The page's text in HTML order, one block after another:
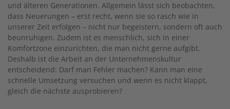
und älteren Generationen. Allgemein lässt sich beobachten,
dass Neuerungen – erst recht, wenn sie so rasch wie in
unserer Zeit erfolgen – nicht nur begeistern, sondern oft auch
beunruhigen. Zudem ist es menschlich, sich in einer
Komfortzone einzurichten, die man nicht gerne aufgibt.
Deshalb ist die Arbeit an der Unternehmenskultur
entscheidend: Darf man Fehler machen? Kann man eine
schnelle Umsetzung versuchen und wenn es nicht klappt,
gleich die nächste ausprobieren?